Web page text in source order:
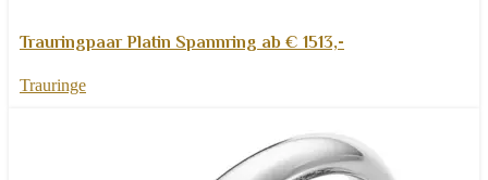
Schnellansicht
Trauringpaar Platin Spannring ab € 1513,-
Trauringe